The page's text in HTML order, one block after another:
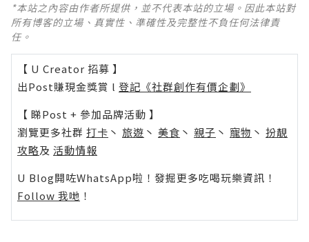
*本站之內容由作者所提供，並不代表本站的立場。因此本站對
所有博客的立場、真實性、準確性及完整性不負任何法律責
任。
【 U Creator 招募 】
出Post賺現金獎賞 l 登記《社群創作有價企劃》
【 睇Post + 參加品牌活動 】
瀏覽更多社群 打卡 丶 旅遊 丶 美食 丶 親子 丶 寵物 丶 扮靚
攻略及 活動情報
U Blog開咗WhatsApp啦！發掘更多吃喝玩樂資訊！
Follow 我哋 ！